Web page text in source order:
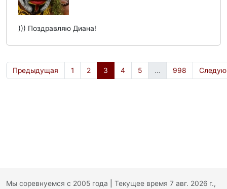
))) Поздравляю Диана!
Предыдущая 1 2 3 4 5 … 998
Мы соревнуемся с 2005 года Текущее время 7 авг. 2026 г.,